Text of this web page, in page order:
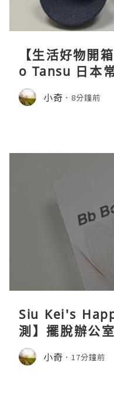
【生活好物開
o Tansu 日本
親身試用＆真實
小奇 8分鐘前
Siu Kei's
測】擺脫辦公
一代72W高能
真實評價
小奇 17分鐘前